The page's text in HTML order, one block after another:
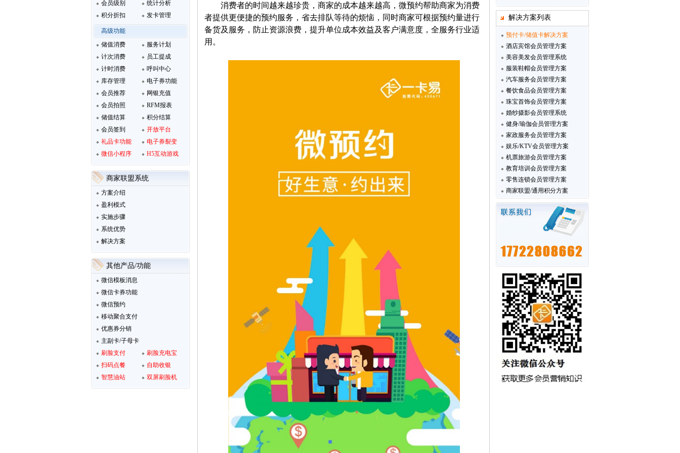
会员级别
积分折扣
统计分析
发卡管理
高级功能
储值消费
计次消费
计时消费
库存管理
会员推荐
会员拍照
储值结算
会员签到
礼品卡功能
微信小程序
服务计划
员工提成
呼叫中心
电子券功能
网银充值
RFM报表
积分结算
开放平台
电子券裂变
H5互动游戏
商家联盟系统
方案介绍
盈利模式
实施步骤
系统优势
解决方案
其他产品/功能
微信模板消息
微信卡券功能
微信预约
移动聚合支付
优惠券分销
主副卡/子母卡
刷脸支付
扫码点餐
智慧油站
刷脸充电宝
自助收银
双屏刷脸机
消费者的时间越来越珍贵，商家的成本越来越高，微预约帮助商家为消费
者提供更便捷的预约服务，省去排队等待的烦恼，同时商家可根据预约量进行
备货及服务，防止资源浪费，提升单位成本效益及客户满意度，全服务行业适
用。
解决方案列表
预付卡/储值卡解决方案
酒店宾馆会员管理方案
美容美发会员管理系统
服装鞋帽会员管理方案
汽车服务会员管理方案
餐饮食品会员管理方案
珠宝首饰会员管理方案
婚纱摄影会员管理系统
健身/瑜伽会员管理方案
家政服务会员管理方案
娱乐/KTV会员管理方案
机票旅游会员管理方案
教育培训会员管理方案
零售连锁会员管理方案
商家联盟/通用积分方案